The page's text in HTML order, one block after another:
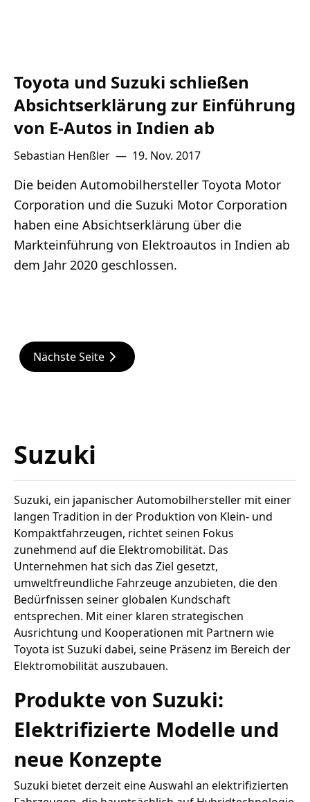
Toyota und Suzuki schließen
Absichtserklärung zur Einführung
von E-Autos in Indien ab
Sebastian Henßler — 19. Nov. 2017
Die beiden Automobilhersteller Toyota Motor
Corporation und die Suzuki Motor Corporation
haben eine Absichtserklärung über die
Markteinführung von Elektroautos in Indien ab
dem Jahr 2020 geschlossen.
Nächste Seite
Suzuki
Suzuki, ein japanischer Automobilhersteller mit einer
langen Tradition in der Produktion von Klein- und
Kompaktfahrzeugen, richtet seinen Fokus
zunehmend auf die Elektromobilität. Das
Unternehmen hat sich das Ziel gesetzt,
umweltfreundliche Fahrzeuge anzubieten, die den
Bedürfnissen seiner globalen Kundschaft
entsprechen. Mit einer klaren strategischen
Ausrichtung und Kooperationen mit Partnern wie
Toyota ist Suzuki dabei, seine Präsenz im Bereich der
Elektromobilität auszubauen.
Produkte von Suzuki:
Elektrifizierte Modelle und
neue Konzepte
Suzuki bietet derzeit eine Auswahl an elektrifizierten